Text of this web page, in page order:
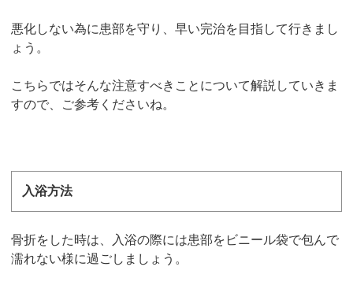
悪化しない為に患部を守り、早い完治を目指して行きまし
ょう。
こちらではそんな注意すべきことについて解説していきま
すので、ご参考くださいね。
入浴方法
骨折をした時は、入浴の際には患部をビニール袋で包んで
濡れない様に過ごしましょう。